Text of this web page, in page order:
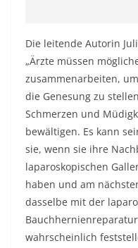
Die leitende Autorin
„Ärzte müssen
zusammenarbeiten,
die Genesung zu
Schmerzen und
bewältigen. Es kann
sie, wenn sie ihre
laparoskopischen
haben und am
dasselbe mit der
wahrscheinlich